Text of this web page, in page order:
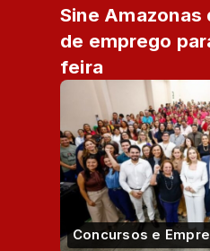
Sine Amazonas
de emprego
feira
Concursos e